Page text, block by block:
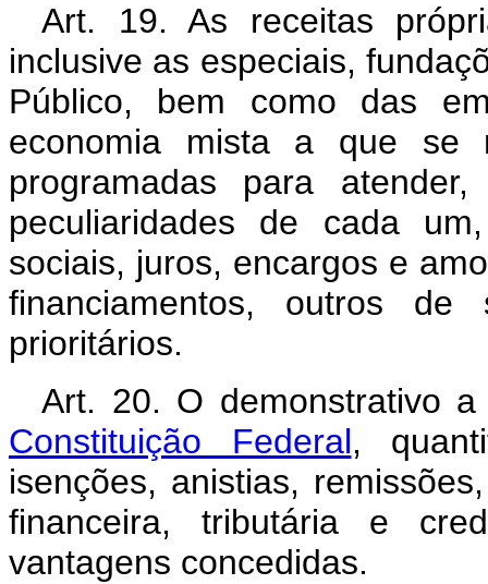
Art. 19. As receitas
inclusive as especiais,
Público, bem como das
economia mista a que
programadas para
peculiaridades de cada
sociais, juros, encargos e
financiamentos, outros de
prioritários.
Art. 20. O demonstrativo
Constituição Federal,
isenções, anistias,
financeira, tributária e
vantagens concedidas.